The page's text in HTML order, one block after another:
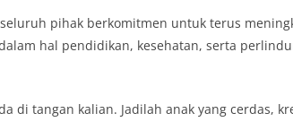
pihak berkomitmen untuk terus
hal pendidikan, kesehatan, serta
di tangan kalian. Jadilah anak yang cerdas,